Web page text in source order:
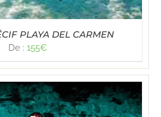
PLAYA DEL CARMEN
De : 155€